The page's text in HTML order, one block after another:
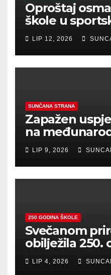
Oproštaj
škole u
LIP 12, 2026
SUNČANA STRANA
Zapažen
na
natječajima
LIP 9, 2026
250 GODINA ŠKOLE
Svečanom
obilježila 250.
LIP 4, 2026